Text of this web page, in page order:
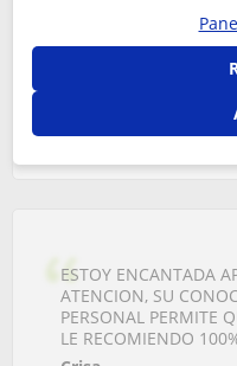
Raffaella
ESTOY ENCANTADA
ATENCION, SU
PERSONAL PERMITE
LE RECOMIENDO